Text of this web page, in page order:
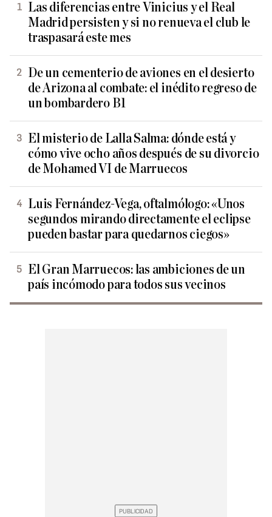
Las diferencias entre Vinicius y el Real
Madrid persisten y si no renueva el club le
traspasará este mes
De un cementerio de aviones en el desierto
de Arizona al combate: el inédito regreso de
un bombardero B1
El misterio de Lalla Salma: dónde está y
cómo vive ocho años después de su divorcio
de Mohamed VI de Marruecos
Luis Fernández-Vega, oftalmólogo: «Unos
segundos mirando directamente el eclipse
pueden bastar para quedarnos ciegos»
El Gran Marruecos: las ambiciones de un
país incómodo para todos sus vecinos